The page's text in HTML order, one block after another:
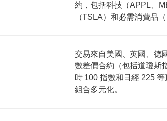
約，包括科技（APPL、
（TSLA）和必需消費品
交易來自美國、英國、德
數差價合約（包括道瓊斯
時 100 指數和日經 225
組合多元化。